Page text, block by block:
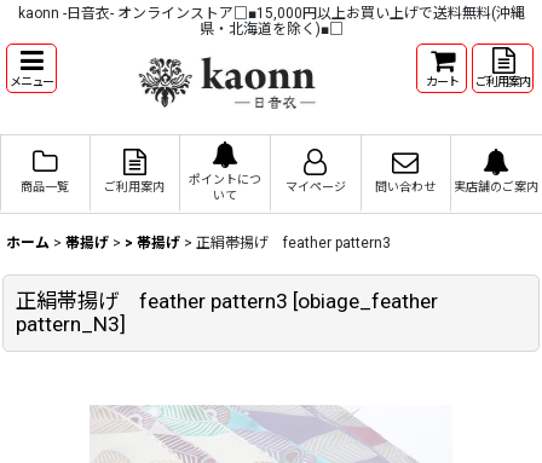
kaonn -日音衣- オンラインストア□■15,000円以上お買い上げで送料無料(沖縄
県・北海道を除く)■□
メニュー カート ご利用案内
商品一覧 ご利用案内
ポイントにつ
いて
マイページ 問い合わせ 実店舗のご案内
ホーム > 帯揚げ > > 帯揚げ > 正絹帯揚げ feather pattern3
正絹帯揚げ feather pattern3 [obiage_feather
pattern_N3]